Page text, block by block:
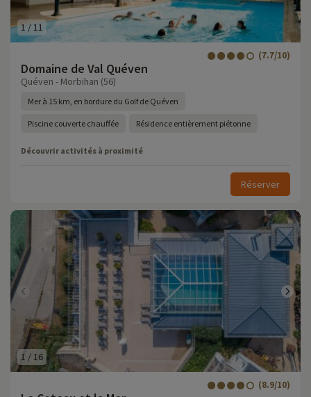
1/11
Domaine de Val Quéven
(7.7/10)
Quéven - Morbihan (56)
Mer à 15 km, en bordure du Golf de Quéven
Piscine couverte chauffée Résidence entièrement piétonne
Découvrir activités à proximité
Réserver
1 / 16
(8.9/10)